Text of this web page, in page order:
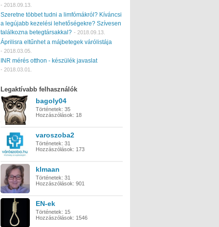
- 2018.09.13.
Szeretne többet tudni a limfómákról? Kíváncsi
a legújabb kezelési lehetőségekre? Szívesen
találkozna betegtársakkal? - 2018.09.13.
Áprilisra eltűnhet a májbetegek várólistája
- 2018.03.05.
INR mérés otthon - készülék javaslat
- 2018.03.01.
Legaktívabb felhasználók
bagoly04
Történetek: 35
Hozzászólások: 18
varoszoba2
Történetek: 31
Hozzászólások: 173
klmaan
Történetek: 31
Hozzászólások: 901
EN-ek
Történetek: 15
Hozzászólások: 1546